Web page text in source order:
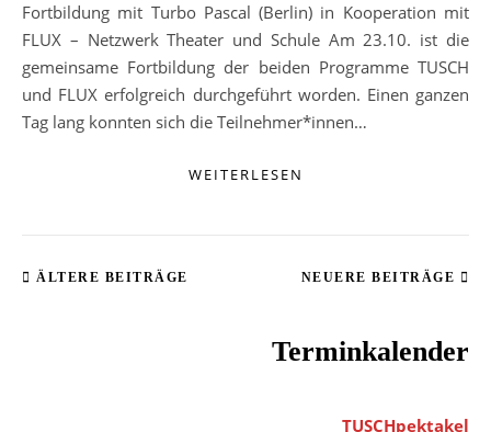
Fortbildung mit Turbo Pascal (Berlin) in Kooperation mit
FLUX – Netzwerk Theater und Schule Am 23.10. ist die
gemeinsame Fortbildung der beiden Programme TUSCH
und FLUX erfolgreich durchgeführt worden. Einen ganzen
Tag lang konnten sich die Teilnehmer*innen…
WEITERLESEN
ÄLTERE BEITRÄGE NEUERE BEITRÄGE
Terminkalender
TUSCHpektakel